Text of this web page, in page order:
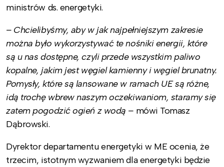
ministrów ds. energetyki.
– Chcielibyśmy, aby w jak najpełniejszym zakresie
można było wykorzystywać te nośniki energii, które
są u nas dostępne, czyli przede wszystkim paliwo
kopalne, jakim jest węgiel kamienny i węgiel brunatny.
Pomysły, które są lansowane w ramach UE są różne,
idą trochę wbrew naszym oczekiwaniom, staramy się
zatem pogodzić ogień z wodą –mówi Tomasz
Dąbrowski.
Dyrektor departamentu energetyki w ME ocenia, że
trzecim, istotnym wyzwaniem dla energetyki będzie